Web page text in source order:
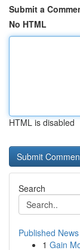
Submit a
No HTML
HTML is disabled
Search
Published News
1 Gain